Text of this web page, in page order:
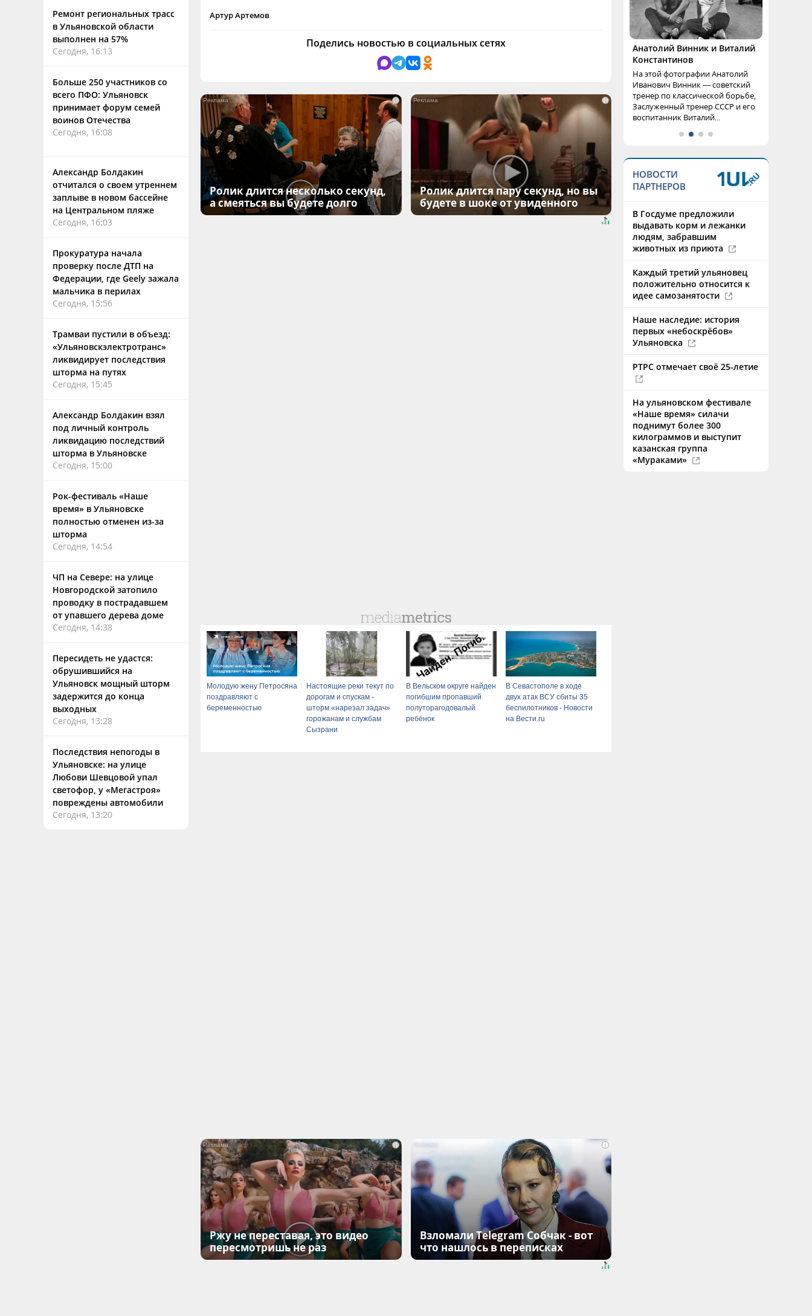
Ремонт региональных трасс
в Ульяновской области
выполнен на 57%
Сегодня, 16:13
Больше 250 участников со
всего ПФО: Ульяновск
принимает форум семей
воинов Отечества
Сегодня, 16:08
Александр Болдакин
отчитался о своем утреннем
заплыве в новом бассейне
на Центральном пляже
Сегодня, 16:03
Прокуратура начала
проверку после ДТП на
Федерации, где Geely зажала
мальчика в перилах
Сегодня, 15:56
Трамваи пустили в объезд:
«Ульяновскэлектротранс»
ликвидирует последствия
шторма на путях
Сегодня, 15:45
Александр Болдакин взял
под личный контроль
ликвидацию последствий
шторма в Ульяновске
Сегодня, 15:00
Рок-фестиваль «Наше
время» в Ульяновске
полностью отменен из-за
шторма
Сегодня, 14:54
ЧП на Севере: на улице
Новгородской затопило
проводку в пострадавшем
от упавшего дерева доме
Сегодня, 14:38
Пересидеть не удастся:
обрушившийся на
Ульяновск мощный шторм
задержится до конца
выходных
Сегодня, 13:28
Последствия непогоды в
Ульяновске: на улице
Любови Шевцовой упал
светофор, у «Мегастроя»
повреждены автомобили
Сегодня, 13:20
Артур Артемов
Поделись новостью в социальных сетях
i
Ролик длится несколько секунд,
а смеяться вы будете долго
i
Ролик длится пару секунд, но вы
будете в шоке от увиденного
Молодую жену Петросяна
поздравляют с
беременностью
Настоящие реки текут по
дорогам и спускам -
шторм «нарезал задач»
горожанам и службам
Сызрани
В Вельском округе найден
погибшим пропавший
полуторагодовалый
ребёнок
В Севастополе в ходе
двух атак ВСУ сбиты 35
беспилотников - Новости
на Вести.ru
i
Ржу не переставая, это видео
пересмотришь не раз
i
Взломали Telegram Собчак - вот
что нашлось в переписках
Анатолий Винник и Виталий
Константинов
На этой фотографии Анатолий
Иванович Винник — советский
тренер по классической борьбе,
Заслуженный тренер СССР и его
воспитанник Виталий...
НОВОСТИ
ПАРТНЕРОВ
В Госдуме предложили
выдавать корм и лежанки
людям, забравшим
животных из приюта
Каждый третий ульяновец
положительно относится к
идее самозанятости
Наше наследие: история
первых «небоскрёбов»
Ульяновска
РТРС отмечает своё 25-летие
На ульяновском фестивале
«Наше время» силачи
поднимут более 300
килограммов и выступит
казанская группа
«Мураками»